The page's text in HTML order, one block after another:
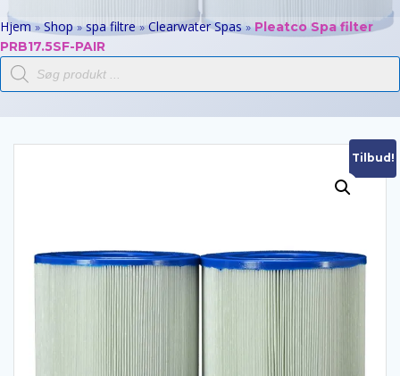
Hjem»Shop»spa filtre»Clearwater Spas»Pleatco Spa filter
PRB17.5SF-PAIR
Products
search
Tilbud!